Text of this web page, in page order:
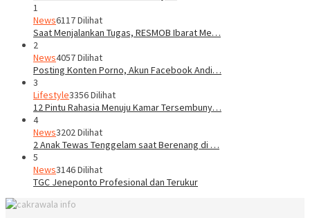
1
News6117 Dilihat
Saat Menjalankan Tugas, RESMOB Ibarat Me…
2
News4057 Dilihat
Posting Konten Porno, Akun Facebook Andi…
3
Lifestyle3356 Dilihat
12 Pintu Rahasia Menuju Kamar Tersembuny…
4
News3202 Dilihat
2 Anak Tewas Tenggelam saat Berenang di …
5
News3146 Dilihat
TGC Jeneponto Profesional dan Terukur